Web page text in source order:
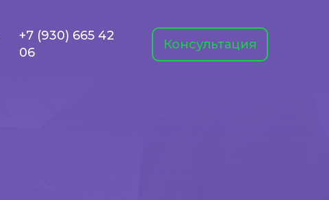
+7 (930) 665 42
06
Консультация